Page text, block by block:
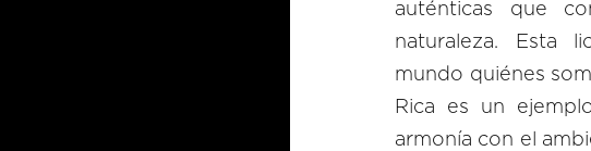
auténticas que
naturaleza. Esta
mundo quiénes
Rica es un
armonía con el